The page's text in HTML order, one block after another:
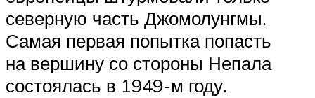
северную часть Джомолунгмы.
Самая первая попытка попасть
на вершину со стороны Непала
состоялась в 1949-м году.